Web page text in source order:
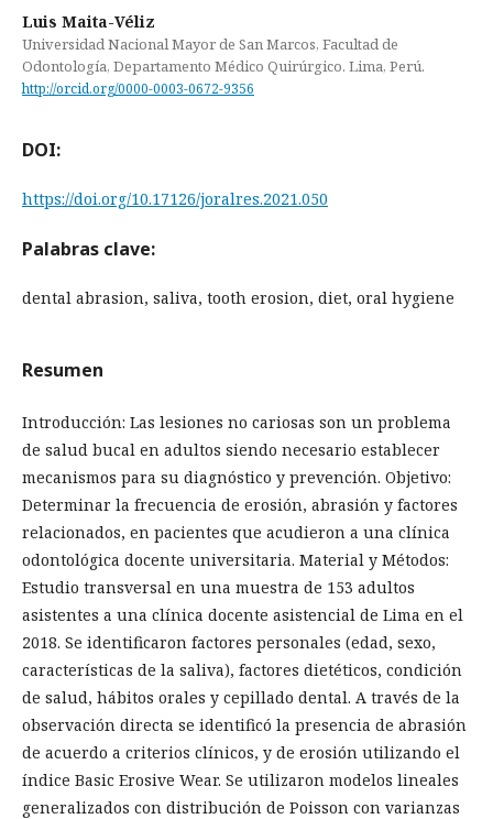
Luis Maita-Véliz
Universidad Nacional Mayor de San Marcos, Facultad de
Odontología, Departamento Médico Quirúrgico. Lima, Perú.
http://orcid.org/0000-0003-0672-9356
DOI:
https://doi.org/10.17126/joralres.2021.050
Palabras clave:
dental abrasion, saliva, tooth erosion, diet, oral hygiene
Resumen
Introducción: Las lesiones no cariosas son un problema
de salud bucal en adultos siendo necesario establecer
mecanismos para su diagnóstico y prevención. Objetivo:
Determinar la frecuencia de erosión, abrasión y factores
relacionados, en pacientes que acudieron a una clínica
odontológica docente universitaria. Material y Métodos:
Estudio transversal en una muestra de 153 adultos
asistentes a una clínica docente asistencial de Lima en el
2018. Se identificaron factores personales (edad, sexo,
características de la saliva), factores dietéticos, condición
de salud, hábitos orales y cepillado dental. A través de la
observación directa se identificó la presencia de abrasión
de acuerdo a criterios clínicos, y de erosión utilizando el
índice Basic Erosive Wear. Se utilizaron modelos lineales
generalizados con distribución de Poisson con varianzas